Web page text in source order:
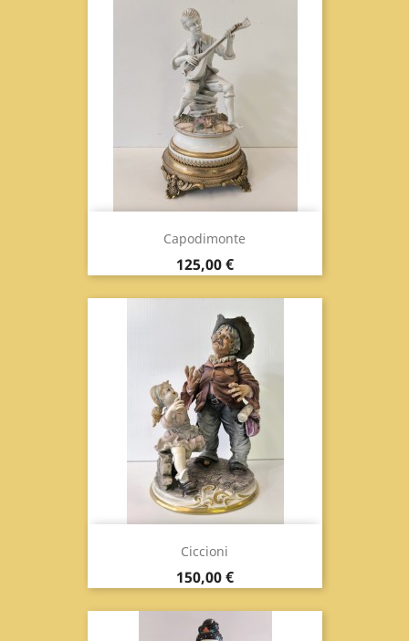
Capodimonte
Prix
125,00 €
Ciccioni
Prix
150,00 €